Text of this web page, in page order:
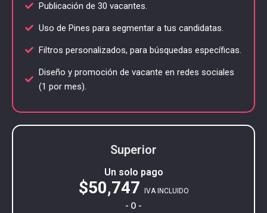
Publicación de 30 vacantes.
Uso de Pines para segmentar a tus candidatas.
Filtros personalizados, para búsquedas específicas.
Diseño y promoción de vacante en redes sociales
(1 por mes).
Superior
Un solo pago
$50,747 IVA INCLUIDO
- O -